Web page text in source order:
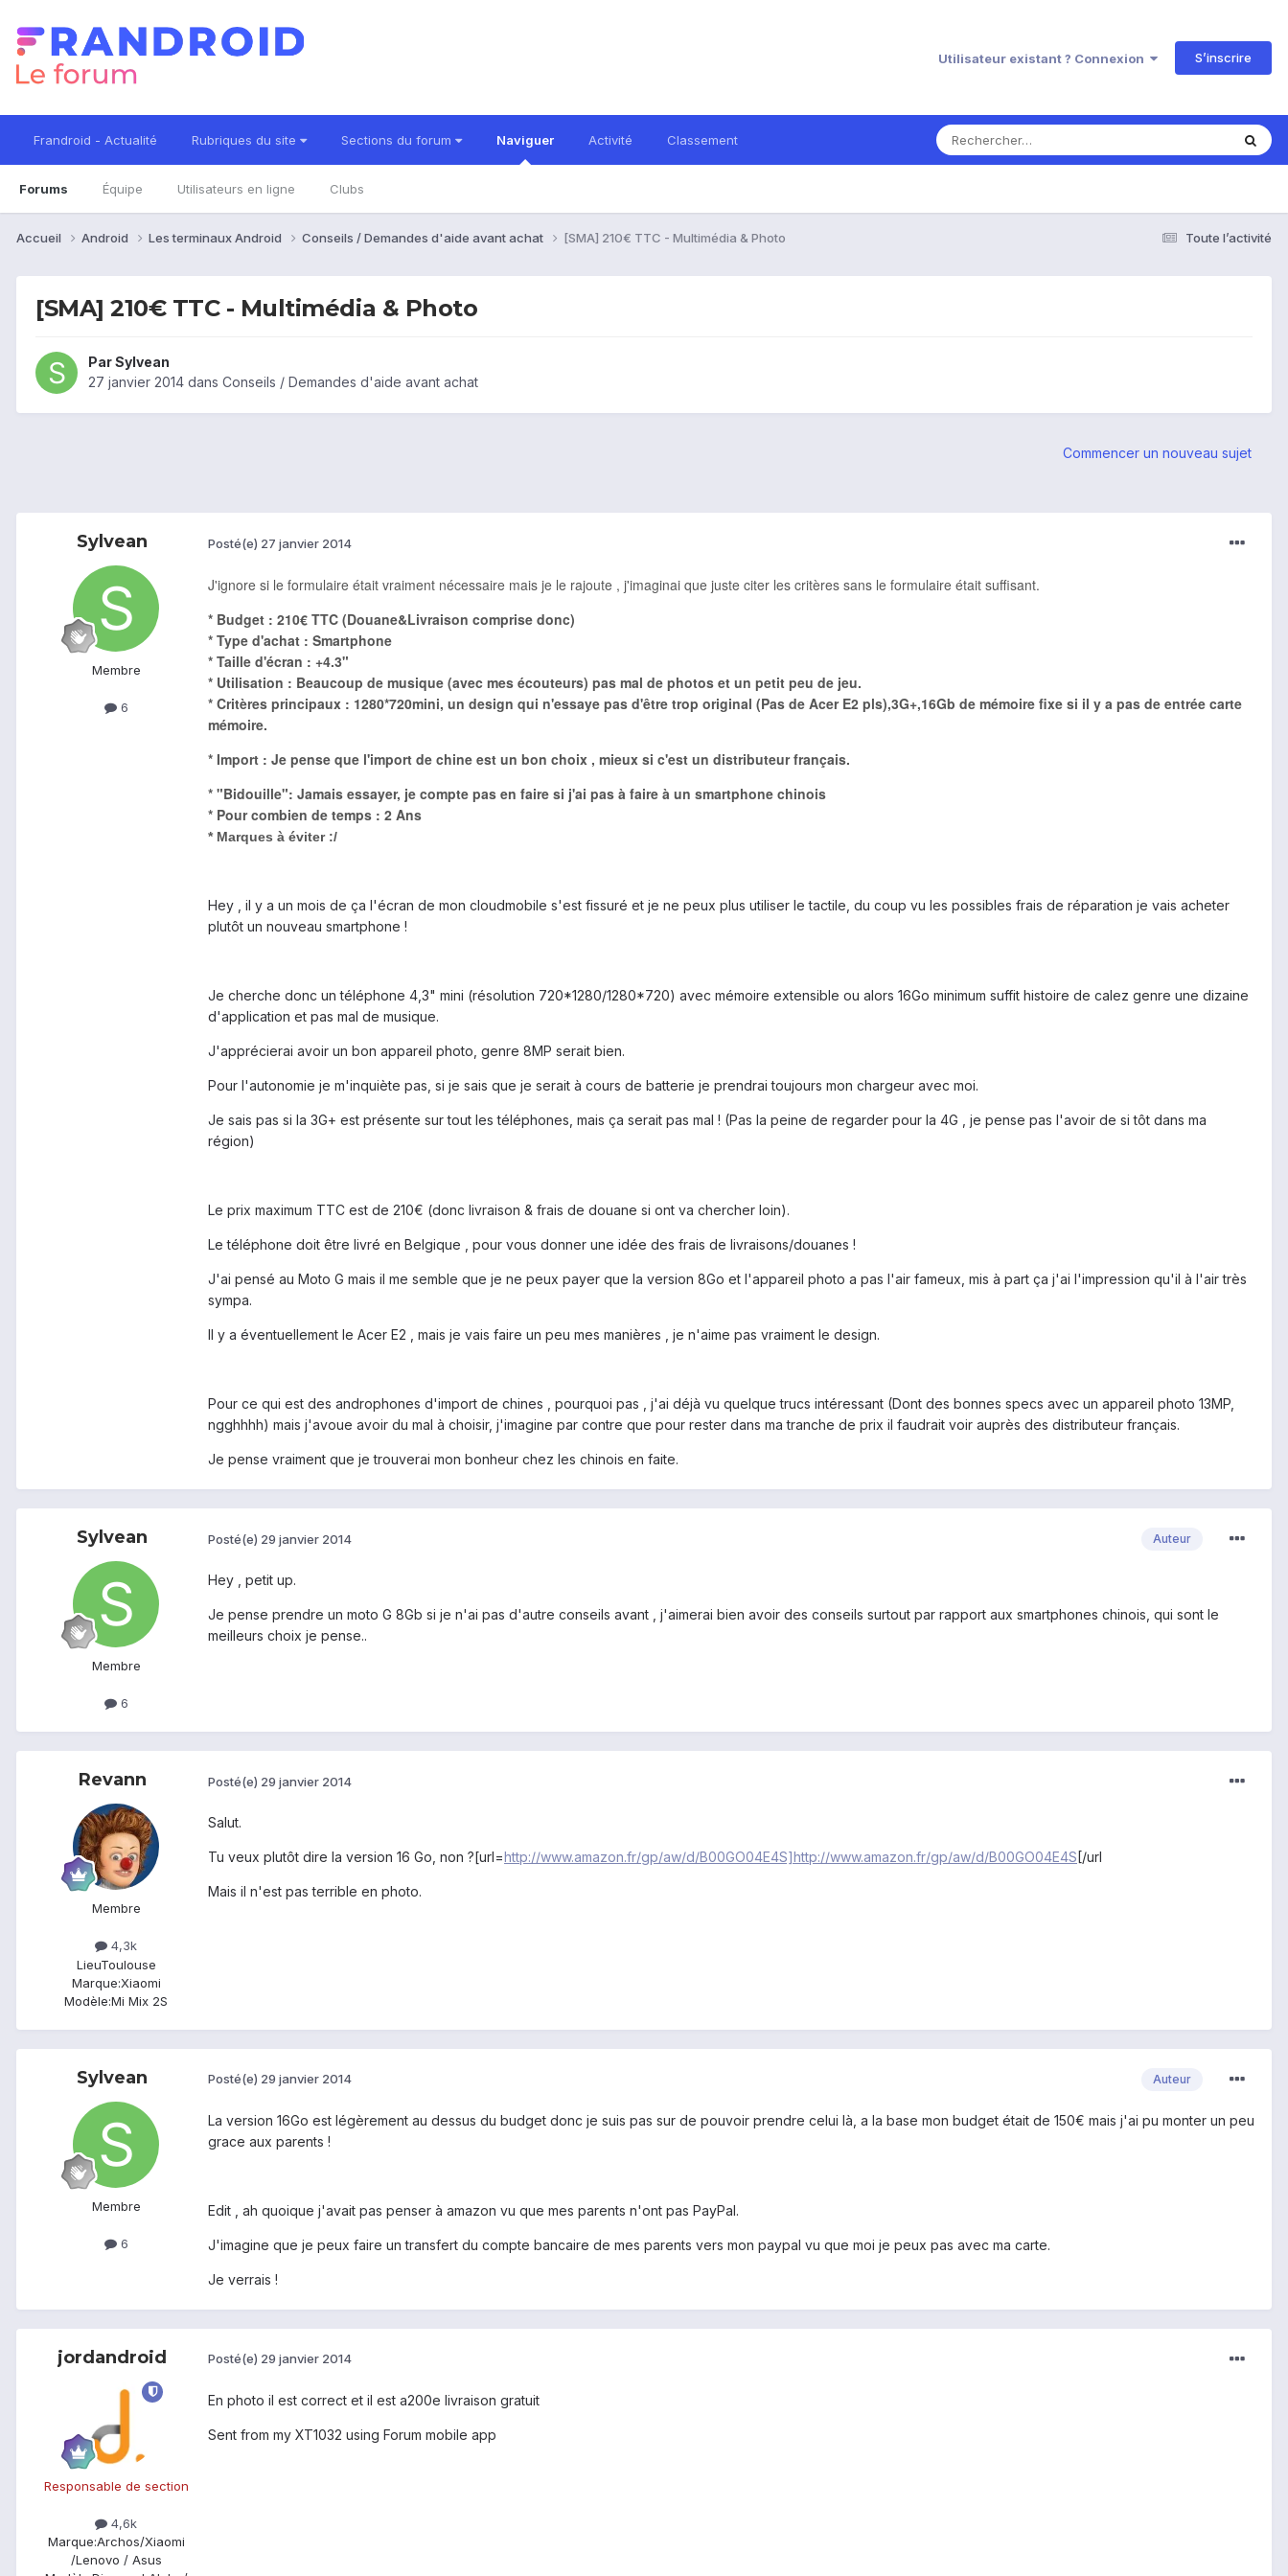
Utilisateur existant ? Connexion S’inscrire
Frandroid - Actualité Rubriques du site Sections du forum Naviguer
Forums Équipe Utilisateurs en ligne Clubs
Activité Classement
Toute l’activité
Accueil Android Les terminaux Android Conseils / Demandes d'aide avant achat [SMA] 210€ TTC - Multimédia & Photo
[SMA] 210€ TTC - Multimédia & Photo
ParSylvean
27 janvier 2014 dans Conseils / Demandes d'aide avant achat
Commencer un nouveau sujet
Sylvean
Membre
6
Posté(e) 27 janvier 2014
J'ignore si le formulaire était vraiment nécessaire mais je le rajoute , j'imaginai que juste citer les critères sans le formulaire était suffisant.
* Budget : 210€ TTC (Douane&Livraison comprise donc)
* Type d'achat : Smartphone
* Taille d'écran : +4.3"
* Utilisation : Beaucoup de musique (avec mes écouteurs) pas mal de photos et un petit peu de jeu.
* Critères principaux : 1280*720mini, un design qui n'essaye pas d'être trop original (Pas de Acer E2 pls),3G+,16Gb de mémoire fixe si il y a pas de entrée carte
mémoire.
* Import : Je pense que l'import de chine est un bon choix , mieux si c'est un distributeur français.
* "Bidouille": Jamais essayer, je compte pas en faire si j'ai pas à faire à un smartphone chinois
* Pour combien de temps : 2 Ans
* Marques à éviter :/
Hey , il y a un mois de ça l'écran de mon cloudmobile s'est fissuré et je ne peux plus utiliser le tactile, du coup vu les possibles frais de réparation je vais acheter
plutôt un nouveau smartphone !
Je cherche donc un téléphone 4,3" mini (résolution 720*1280/1280*720) avec mémoire extensible ou alors 16Go minimum suffit histoire de calez genre une dizaine
d'application et pas mal de musique.
J'apprécierai avoir un bon appareil photo, genre 8MP serait bien.
Pour l'autonomie je m'inquiète pas, si je sais que je serait à cours de batterie je prendrai toujours mon chargeur avec moi.
Je sais pas si la 3G+ est présente sur tout les téléphones, mais ça serait pas mal ! (Pas la peine de regarder pour la 4G , je pense pas l'avoir de si tôt dans ma
région)
Le prix maximum TTC est de 210€ (donc livraison & frais de douane si ont va chercher loin).
Le téléphone doit être livré en Belgique , pour vous donner une idée des frais de livraisons/douanes !
J'ai pensé au Moto G mais il me semble que je ne peux payer que la version 8Go et l'appareil photo a pas l'air fameux, mis à part ça j'ai l'impression qu'il à l'air très
sympa.
Il y a éventuellement le Acer E2 , mais je vais faire un peu mes manières , je n'aime pas vraiment le design.
Pour ce qui est des androphones d'import de chines , pourquoi pas , j'ai déjà vu quelque trucs intéressant (Dont des bonnes specs avec un appareil photo 13MP,
ngghhhh) mais j'avoue avoir du mal à choisir, j'imagine par contre que pour rester dans ma tranche de prix il faudrait voir auprès des distributeur français.
Je pense vraiment que je trouverai mon bonheur chez les chinois en faite.
Sylvean
Membre
6
Auteur
Posté(e) 29 janvier 2014
Hey , petit up.
Je pense prendre un moto G 8Gb si je n'ai pas d'autre conseils avant , j'aimerai bien avoir des conseils surtout par rapport aux smartphones chinois, qui sont le
meilleurs choix je pense..
Revann
Membre
4,3k
LieuToulouse
Marque:Xiaomi
Modèle:Mi Mix 2S
Posté(e) 29 janvier 2014
Salut.
Tu veux plutôt dire la version 16 Go, non ?[url=http://www.amazon.fr/gp/aw/d/B00GO04E4S]http://www.amazon.fr/gp/aw/d/B00GO04E4S [/url
Mais il n'est pas terrible en photo.
Sylvean
Membre
6
Auteur
Posté(e) 29 janvier 2014
La version 16Go est légèrement au dessus du budget donc je suis pas sur de pouvoir prendre celui là, a la base mon budget était de 150€ mais j'ai pu monter un peu
grace aux parents !
Edit , ah quoique j'avait pas penser à amazon vu que mes parents n'ont pas PayPal.
J'imagine que je peux faire un transfert du compte bancaire de mes parents vers mon paypal vu que moi je peux pas avec ma carte.
Je verrais !
jordandroid
Responsable de section
4,6k
Marque:Archos/Xiaomi
/Lenovo / Asus
Posté(e) 29 janvier 2014
En photo il est correct et il est a200e livraison gratuit
Sent from my XT1032 using Forum mobile app